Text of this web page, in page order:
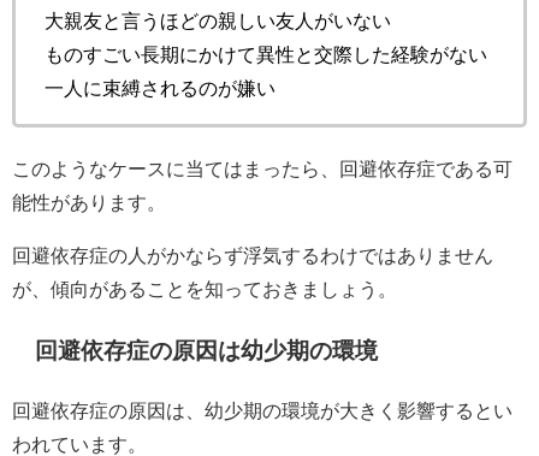
大親友と言うほどの親しい友人がいない
ものすごい長期にかけて異性と交際した経験がない
一人に束縛されるのが嫌い
このようなケースに当てはまったら、回避依存症である可
能性があります。
回避依存症の人がかならず浮気するわけではありません
が、傾向があることを知っておきましょう。
回避依存症の原因は幼少期の環境
回避依存症の原因は、幼少期の環境が大きく影響するとい
われています。